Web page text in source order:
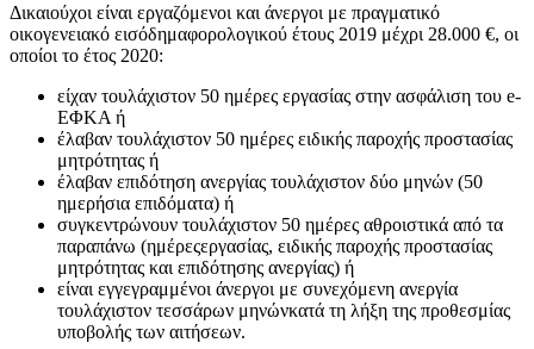
Δικαιούχοι είναι εργαζόμενοι και άνεργοι με πραγματικό
οικογενειακό εισόδημαφορολογικού έτους 2019 μέχρι 28.000 €, οι
οποίοι το έτος 2020:
είχαν τουλάχιστον 50 ημέρες εργασίας στην ασφάλιση του e-
ΕΦΚΑ ή
έλαβαν τουλάχιστον 50 ημέρες ειδικής παροχής προστασίας
μητρότητας ή
έλαβαν επιδότηση ανεργίας τουλάχιστον δύο μηνών (50
ημερήσια επιδόματα) ή
συγκεντρώνουν τουλάχιστον 50 ημέρες αθροιστικά από τα
παραπάνω (ημέρεςεργασίας, ειδικής παροχής προστασίας
μητρότητας και επιδότησης ανεργίας) ή
είναι εγγεγραμμένοι άνεργοι με συνεχόμενη ανεργία
τουλάχιστον τεσσάρων μηνώνκατά τη λήξη της προθεσμίας
υποβολής των αιτήσεων.